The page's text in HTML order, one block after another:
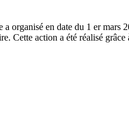
a organisé en date du 1 er mars
Cette action a été réalisé